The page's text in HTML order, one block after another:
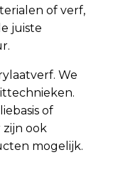
of verf,
juiste
We
of
ook
mogelijk.